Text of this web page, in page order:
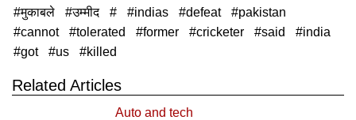
मुकाबले
उम्मीद indias defeat
pakistan
cannot
tolerated former cricketer said
india
got
us killed
Related Articles
Auto and tech